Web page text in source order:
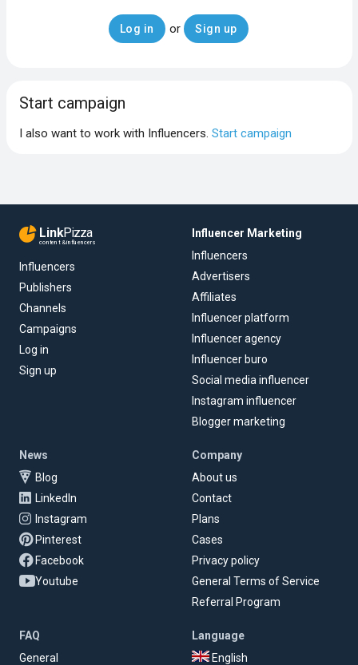
Log in or Sign up
Start campaign
I also want to work with Influencers. Start campaign
LinkPizza
content & influencers
Influencers
Publishers
Channels
Campaigns
Log in
Sign up
Influencer Marketing
Influencers
Advertisers
Affiliates
Influencer platform
Influencer agency
Influencer buro
Social media influencer
Instagram influencer
Blogger marketing
News
Blog
LinkedIn
Instagram
Pinterest
Facebook
Youtube
Company
About us
Contact
Plans
Cases
Privacy policy
General Terms of Service
Referral Program
FAQ
General
Language
English